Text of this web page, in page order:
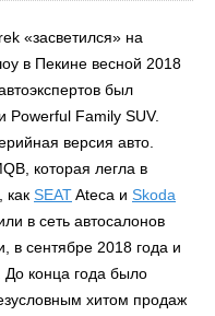
«засветился» на
в Пекине весной 2018
был
Powerful Family SUV.
версия авто.
которая легла в
как SEATAteca и Skoda
в сеть автосалонов
в сентябре 2018 года и
До конца года было
хитом продаж